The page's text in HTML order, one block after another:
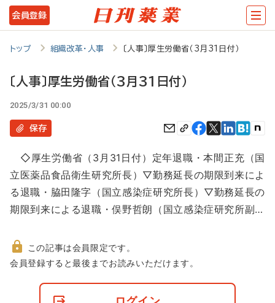
メ
イ
テ
動
会員登録
トップ 組織改革・人事 〔人事〕厚生労働省（3月31日付）
〔人事〕厚生労働省（3月31日付）
2025/3/31 00:00
保存
◇厚生労働省（3月31日付）定年退職・本間正充（国
立医薬品食品衛生研究所長）▽勤務延長の期限到来によ
る退職・脇田隆字（国立感染症研究所長）▽勤務延長の
期限到来による退職・俣野哲朗（国立感染症研究所副…
非
この記事は会員限定です。
会員登録すると最後までお読みいただけます。